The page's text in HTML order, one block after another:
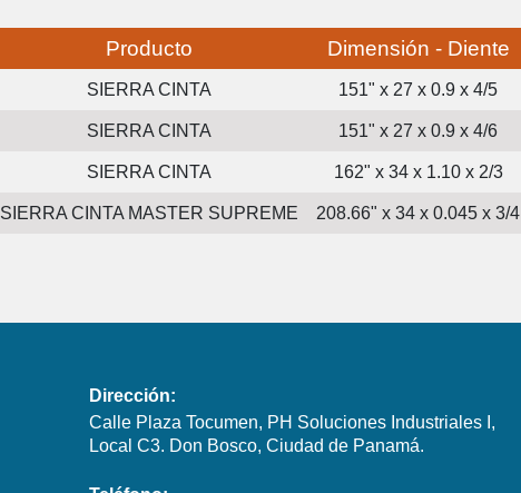
Producto Dimensión - Diente
SIERRA CINTA 151" x 27 x 0.9 x 4/5
SIERRA CINTA 151" x 27 x 0.9 x 4/6
SIERRA CINTA 162" x 34 x 1.10 x 2/3
SIERRA CINTA MASTER SUPREME 208.66" x 34 x 0.045 x 3/4
Dirección:
Calle Plaza Tocumen, PH Soluciones Industriales I,
Local C3. Don Bosco, Ciudad de Panamá.